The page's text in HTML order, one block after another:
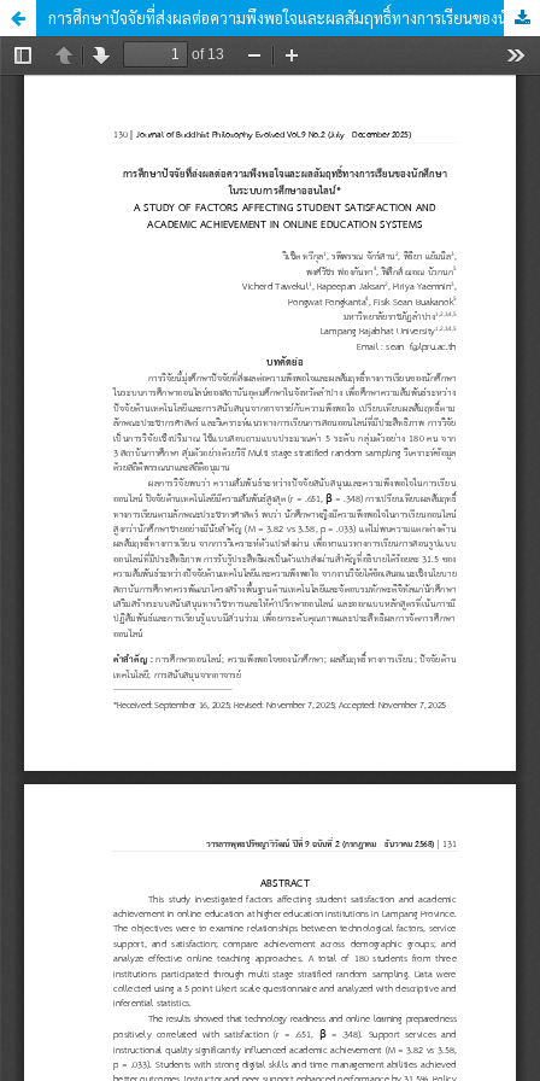
การศึกษาปัจจัยที่ส่งผลต่อความพึงพอใจและผลสัมฤทธิ์ทางการเรียนของนักศึกษา ในระบบการศึกษาออนไลน์